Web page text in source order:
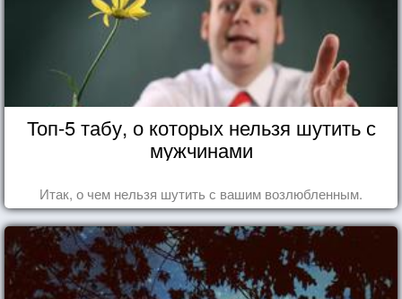
Топ-5 табу, о которых нельзя шутить с
мужчинами
Итак, о чем нельзя шутить с вашим возлюбленным.